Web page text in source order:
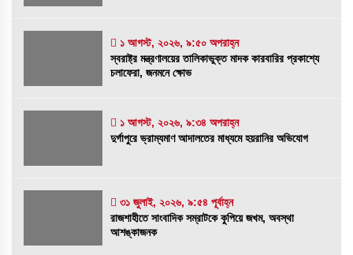
স্বরাষ্ট্র মন্ত্রণালয়ের তালিকাভুক্ত মাদক কারবারির
১ আগস্ট, ২০২৬, ৯:৫০ অপরাহ্ন
১ আগস্ট, ২০২৬, ৯:৩৪ অপরাহ্ন
১ আগস্ট, ২০২৬, ৯:৫০ অপরাহ্ন
স্বরাষ্ট্র মন্ত্রণালয়ের তালিকাভুক্ত মাদক কারবারির প্রকাশ্যে
চলাফেরা, জনমনে ক্ষোভ
১ আগস্ট, ২০২৬, ৯:৩৪ অপরাহ্ন
দুর্গাপুরে ভ্রাম্যমাণ আদালতের মাধ্যমে হয়রানির অভিযোগ
৩১ জুলাই, ২০২৬, ৯:৫৪ পূর্বাহ্ন
রাজশাহীতে সাংবাদিক সম্রাটকে কুপিয়ে জখম, অবস্থা
আশঙ্কাজনক